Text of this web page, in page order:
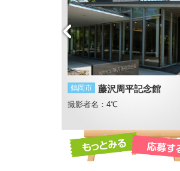
鶴岡市 藤沢周平記念館
撮影者名：4℃